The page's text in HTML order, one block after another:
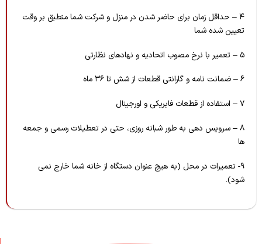
۴ – حداقل زمان برای حاضر شدن در منزل و شرکت شما منطبق بر وقت
تعیین شده شما
۵ – تعمیر با نرخ مصوب اتحادیه و نهادهای نظارتی
۶ – ضمانت نامه و گارانتی قطعات از شش تا ۳۶ ماه
۷ – استفاده از قطعات فابریکی و اورجینال
۸ – سرویس دهی به طور شبانه روزی، حتی در تعطیلات رسمی و جمعه
ها
۹- تعمیرات در محل (به هیچ عنوان دستگاه از خانه شما خارج نمی
شود).